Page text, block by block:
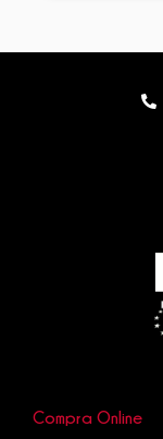
Compra Online